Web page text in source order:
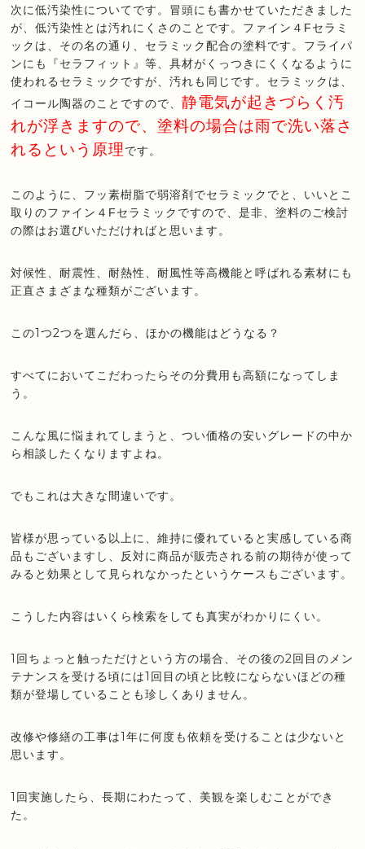
次に低汚染性についてです。冒頭にも書かせていただきました
が、低汚染性とは汚れにくさのことです。ファイン４Fセラミ
ックは、その名の通り、セラミック配合の塗料です。フライパ
ンにも『セラフィット』等、具材がくっつきにくくなるように
使われるセラミックですが、汚れも同じです。セラミックは、
イコール陶器のことですので、静電気が起きづらく汚
れが浮きますので、塗料の場合は雨で洗い落さ
れるという原理です。
このように、フッ素樹脂で弱溶剤でセラミックでと、いいとこ
取りのファイン４Fセラミックですので、是非、塗料のご検討
の際はお選びいただければと思います。
対候性、耐震性、耐熱性、耐風性等高機能と呼ばれる素材にも
正直さまざまな種類がございます。
この1つ2つを選んだら、ほかの機能はどうなる？
すべてにおいてこだわったらその分費用も高額になってしま
う。
こんな風に悩まれてしまうと、つい価格の安いグレードの中か
ら相談したくなりますよね。
でもこれは大きな間違いです。
皆様が思っている以上に、維持に優れていると実感している商
品もございますし、反対に商品が販売される前の期待が使って
みると効果として見られなかったというケースもございます。
こうした内容はいくら検索をしても真実がわかりにくい。
1回ちょっと触っただけという方の場合、その後の2回目のメン
テナンスを受ける頃には1回目の頃と比較にならないほどの種
類が登場していることも珍しくありません。
改修や修繕の工事は1年に何度も依頼を受けることは少ないと
思います。
1回実施したら、長期にわたって、美観を楽しむことができ
た。